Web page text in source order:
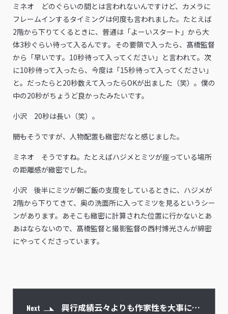
ミネオ どのぐらいの間とは言われないんですけど、カメラに
フレームインするタイミングは何度も言われました。たとえば
2階から下りてくるときに、普通は「よーいスタート」から大
体3秒ぐらい待って入るんです。その要領で入ったら、髙橋監督
から「早いです。10秒待って入ってください」と言われて。次
に10秒待って入ったら、今度は「15秒待って入ってください」
と。だったらと20秒数えて入ったらOKが出ました（笑）。僕の
中の20秒がちょうど良かったみたいです。
小沢 20秒は長い（笑）。
――間もそうですが、人物配置も緻密だなと感じました。
ミネオ そうですね。たとえばハジメとミツが座っている場所
の距離感が緻密でした。
小沢 後半にミツが朝ご飯の支度をしているときに、ハジメが
2階から下りてきて、奥の洗面所に入ってミツを見るというシー
ンがあります。あそこも緻密に計算された位置に行かないとあ
あはならないので、髙橋監督と撮影監督の西村博光さんが綿密
にやってくださっています。
Next 興行成績云々よりも作家性を大事にし